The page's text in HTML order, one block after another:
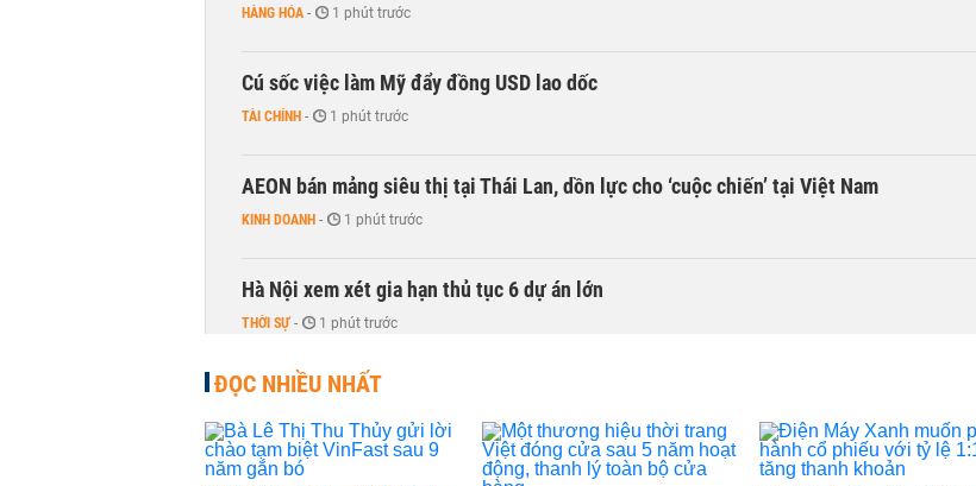
HÀNG HÓA - 1 phút trước
Cú sốc việc làm Mỹ đẩy đồng USD lao dốc
TÀI CHÍNH - 1 phút trước
AEON bán mảng siêu thị tại Thái Lan, dồn lực cho ‘cuộc chiến’ tại Việt Nam
KINH DOANH - 1 phút trước
Hà Nội xem xét gia hạn thủ tục 6 dự án lớn
THỜI SỰ - 1 phút trước
ĐỌC NHIỀU NHẤT